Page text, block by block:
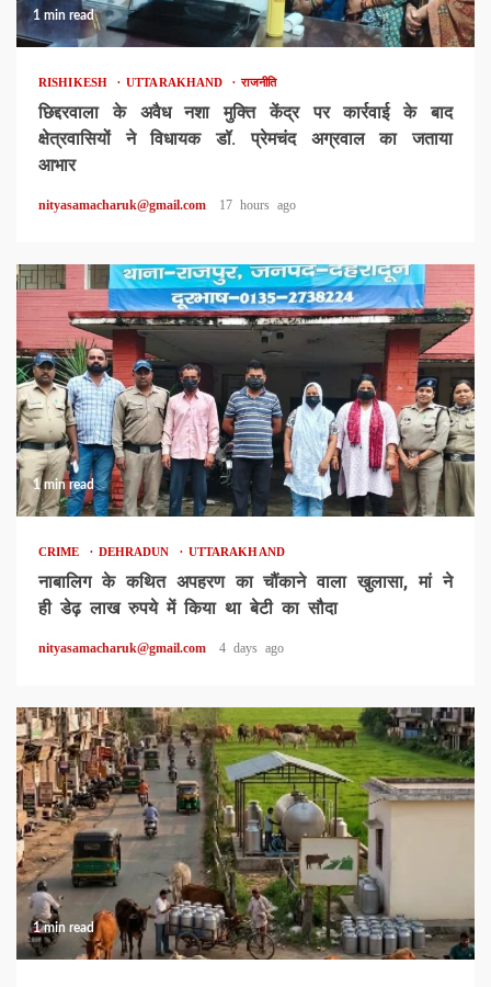
1 min read
RISHIKESH UTTARAKHAND राजनीति
छिद्दरवाला के अवैध नशा मुक्ति केंद्र पर कार्रवाई के बाद
क्षेत्रवासियों ने विधायक डॉ. प्रेमचंद अग्रवाल का जताया
आभार
nityasamacharuk@gmail.com 17 hours ago
1 min read
CRIME DEHRADUN UTTARAKHAND
नाबालिग के कथित अपहरण का चौंकाने वाला खुलासा, मां ने
ही डेढ़ लाख रुपये में किया था बेटी का सौदा
nityasamacharuk@gmail.com 4 days ago
1 min read